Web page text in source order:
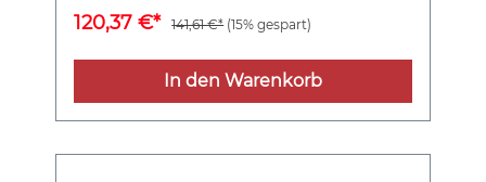
600 CHV, GRL 650 CHVG Professional
120,37 €* 141,61 €* (15% gespart)
In den Warenkorb